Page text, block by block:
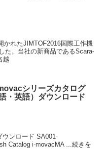
かれたJIMTOF2016国際工作機
た。当社の新商品であるScara-
越
シリーズカタログ
・英語）ダウンロード
ウンロード SA001-
Catalog i-movacMA ...続きを